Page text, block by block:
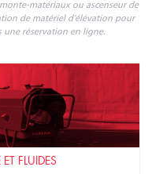
matériaux ou ascenseur de
de matériel d'élévation pour
une réservation en ligne.
FLUIDES